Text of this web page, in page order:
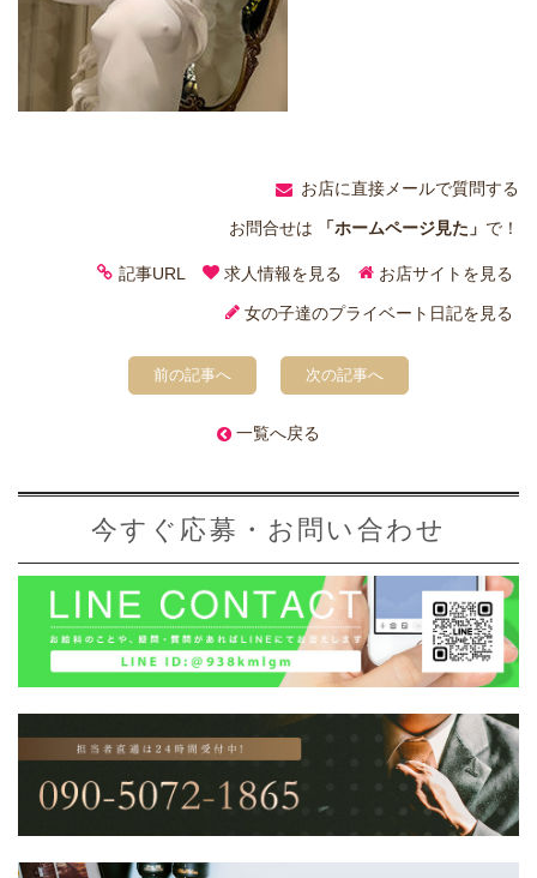
お店に直接メールで質問する
お問合せは
「ホームページ見た」 で！
記事URL 求人情報を見る お店サイトを見る
女の子達のプライベート日記を見る
前の記事へ 次の記事へ
一覧へ戻る
今すぐ応募・お問い合わせ